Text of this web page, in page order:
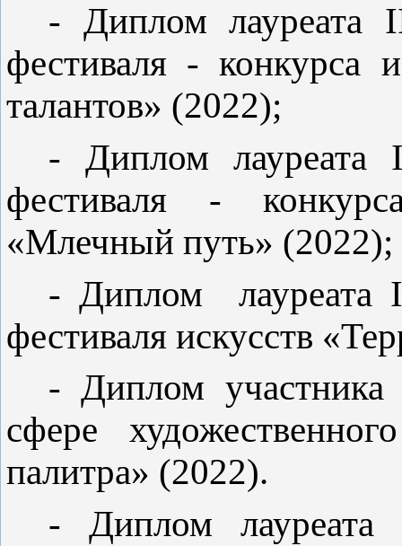
- Диплом лауреата
фестиваля - конкурса
талантов» (2022);
- Диплом лауреата
фестиваля -
«Млечный путь» (2022);
- Диплом лауреата
фестиваля искусств
- Диплом участника
сфере
палитра» (2022).
- Диплом лауреата